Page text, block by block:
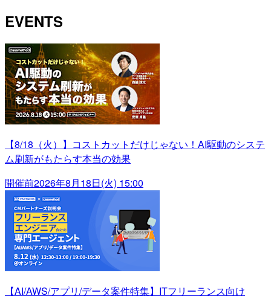
EVENTS
【8/18（火）】コストカットだけじゃない！AI駆動のシステ
ム刷新がもたらす本当の効果
開催前2026年8月18日(火) 15:00
【AI/AWS/アプリ/データ案件特集】ITフリーランス向け